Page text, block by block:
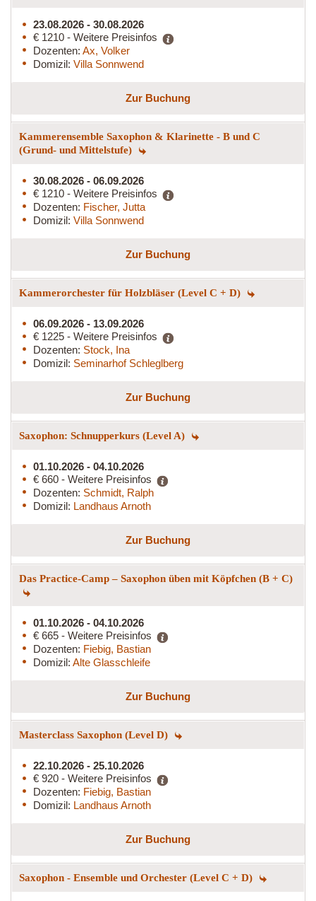
23.08.2026 - 30.08.2026
€ 1210 - Weitere Preisinfos
Dozenten: Ax, Volker
Domizil: Villa Sonnwend
Zur Buchung
Kammerensemble Saxophon & Klarinette - B und C
(Grund- und Mittelstufe)
30.08.2026 - 06.09.2026
€ 1210 - Weitere Preisinfos
Dozenten: Fischer, Jutta
Domizil: Villa Sonnwend
Zur Buchung
Kammerorchester für Holzbläser (Level C + D)
06.09.2026 - 13.09.2026
€ 1225 - Weitere Preisinfos
Dozenten: Stock, Ina
Domizil: Seminarhof Schleglberg
Zur Buchung
Saxophon: Schnupperkurs (Level A)
01.10.2026 - 04.10.2026
€ 660 - Weitere Preisinfos
Dozenten: Schmidt, Ralph
Domizil: Landhaus Arnoth
Zur Buchung
Das Practice-Camp – Saxophon üben mit Köpfchen (B + C)
01.10.2026 - 04.10.2026
€ 665 - Weitere Preisinfos
Dozenten: Fiebig, Bastian
Domizil: Alte Glasschleife
Zur Buchung
Masterclass Saxophon (Level D)
22.10.2026 - 25.10.2026
€ 920 - Weitere Preisinfos
Dozenten: Fiebig, Bastian
Domizil: Landhaus Arnoth
Zur Buchung
Saxophon - Ensemble und Orchester (Level C + D)